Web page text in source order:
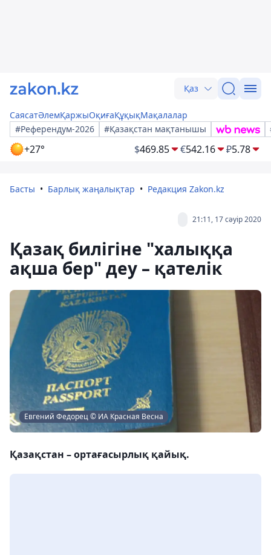
Қаз
СаясатӘлемҚаржыОқиғаҚұқықМақалалар
#Референдум-2026
#Қазақстан мақтанышы
+27° $469.85 €542.16 ₽5.78
Басты Барлық жаңалықтар Редакция Zakon.kz
21:11, 17 сәуір 2020
Қазақ билігіне "халыққа
ақша бер" деу – қателік
Евгений Федорец © ИА Красная Весна
Қазақстан – ортағасырлық қайық.